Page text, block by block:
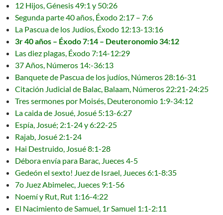
12 Hijos, Génesis 49:1 y 50:26
Segunda parte 40 años, Éxodo 2:17 – 7:6
La Pascua de los Judíos, Éxodo 12:13-13:16
3r 40 años – Éxodo 7:14 – Deuteronomio 34:12
Las diez plagas, Éxodo 7:14-12:29
37 Años, Números 14:-36:13
Banquete de Pascua de los judíos, Números 28:16-31
Citación Judicial de Balac, Balaam, Números 22:21-24:25
Tres sermones por Moisés, Deuteronomio 1:9-34:12
La caida de Josué, Josué 5:13-6:27
Espía, Josué; 2:1-24 y 6:22-25
Rajab, Josué 2:1-24
Hai Destruido, Josué 8:1-28
Débora envía para Barac, Jueces 4-5
Gedeón el sexto! Juez de Israel, Jueces 6:1-8:35
7o Juez Abimelec, Jueces 9:1-56
Noemí y Rut, Rut 1:16-4:22
El Nacimiento de Samuel, 1r Samuel 1:1-2:11